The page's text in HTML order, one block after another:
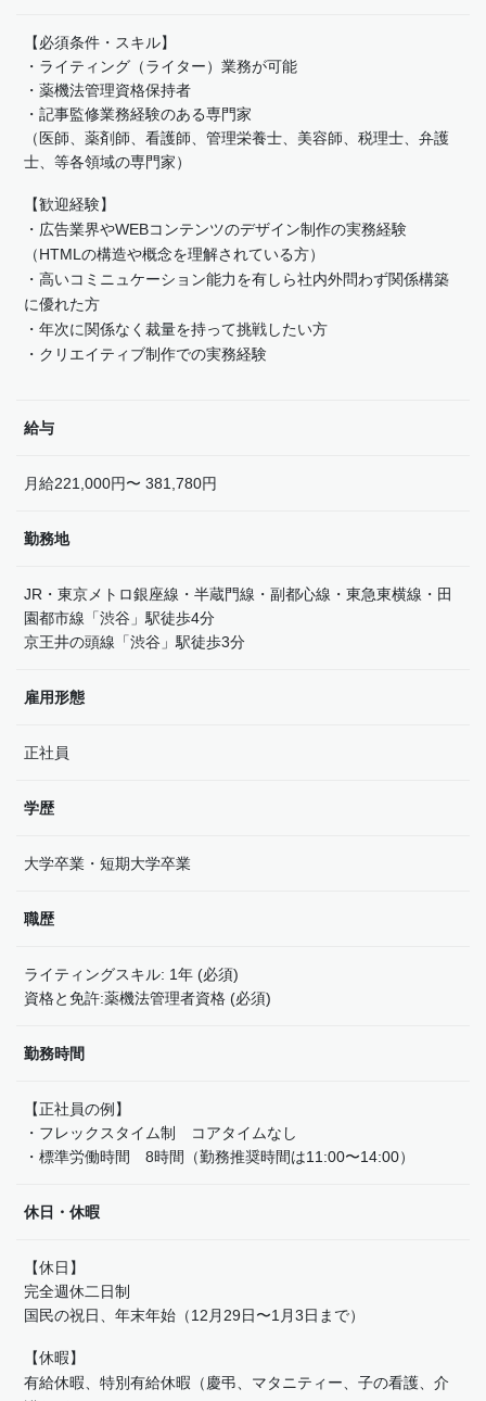
【必須条件・スキル】
・ライティング（ライター）業務が可能
・薬機法管理資格保持者
・記事監修業務経験のある専門家
（医師、薬剤師、看護師、管理栄養士、美容師、税理士、弁護
士、等各領域の専門家）
【歓迎経験】
・広告業界やWEBコンテンツのデザイン制作の実務経験
（HTMLの構造や概念を理解されている方）
・高いコミニュケーション能力を有しら社内外問わず関係構築
に優れた方
・年次に関係なく裁量を持って挑戦したい方
・クリエイティブ制作での実務経験
給与
月給221,000円〜 381,780円
勤務地
JR・東京メトロ銀座線・半蔵門線・副都心線・東急東横線・田
園都市線「渋谷」駅徒歩4分
京王井の頭線「渋谷」駅徒歩3分
雇用形態
正社員
学歴
大学卒業・短期大学卒業
職歴
ライティングスキル: 1年 (必須)
資格と免許:薬機法管理者資格 (必須)
勤務時間
【正社員の例】
・フレックスタイム制 コアタイムなし
・標準労働時間 8時間（勤務推奨時間は11:00〜14:00）
休日・休暇
【休日】
完全週休二日制
国民の祝日、年末年始（12月29日〜1月3日まで）
【休暇】
有給休暇、特別有給休暇（慶弔、マタニティー、子の看護、介